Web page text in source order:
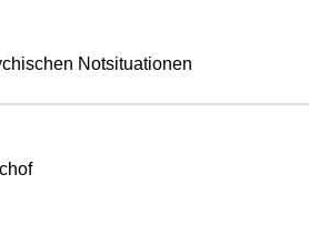
Notsituationen